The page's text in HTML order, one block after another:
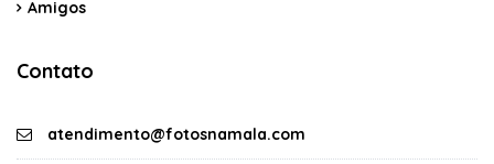
Amigos
Contato
atendimento@fotosnamala.com